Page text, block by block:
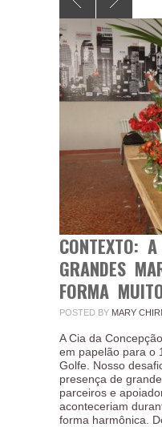
CONTEXTO:
GRANDES
FORMA
POSTED BY MARY
A Cia da
em papelão para o
Golfe. Nosso
presença de
parceiros e
aconteceriam
forma harmônica.